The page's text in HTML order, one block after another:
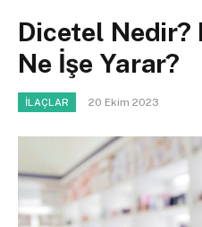
Dicetel
Ne İşe Yarar?
İLAÇLAR 20 Ekim 2023